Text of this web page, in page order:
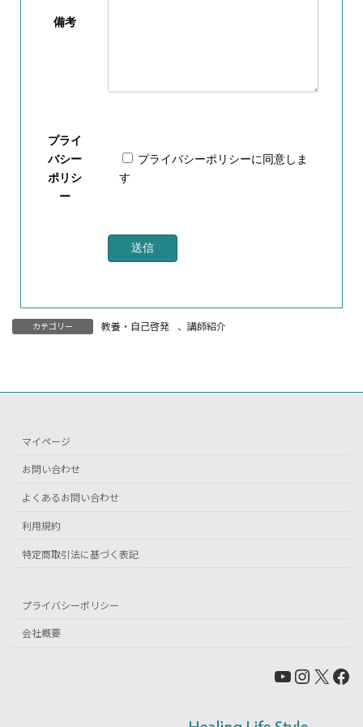
備考
プライ
バシー
ポリシ
ー
プライバシーポリシーに同意しま
す
カテゴリー 教養・自己啓発 、 講師紹介
マイページ
お問い合わせ
よくあるお問い合わせ
利用規約
特定商取引法に基づく表記
プライバシーポリシー
会社概要